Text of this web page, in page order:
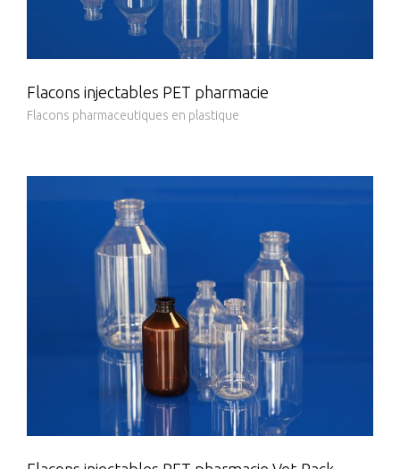
Flacons injectables PET pharmacie
Flacons pharmaceutiques en plastique